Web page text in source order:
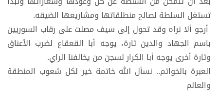
تستغل السلطة لصالح منطلقاتها ومشاريعها الضيقه.
أرجو ألا نراه وقد تحول إلى سيف مصلت على رقاب السوريين
باسم الجهاد والدين تارة، يوجه أبا القعقاع لضرب الأعناق
وتارة أخرى يوجه أبا الكرار لسجن من يخالفنا الراي.
العبرة بالخواتم.. نسأل الله خاتمة خير لكل شعوب المنطقة
والعالم